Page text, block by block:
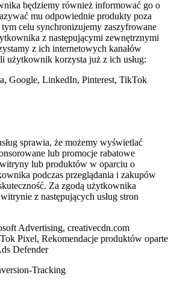
będziemy również informować go o
mu odpowiednie produkty poza
celu synchronizujemy zaszyfrowane
z następującymi zewnętrznymi
z ich internetowych kanałów
użytkownik korzysta już z ich usług:
Google, LinkedIn, Pinterest, TikTok
sprawia, że możemy wyświetlać
lub promocje rabatowe
lub produktów w oparciu o
podczas przeglądania i zakupów
Za zgodą użytkownika
z następujących usług stron
Advertising, creativecdn.com
Pixel, Rekomendacje produktów oparte
Defender
Tracking